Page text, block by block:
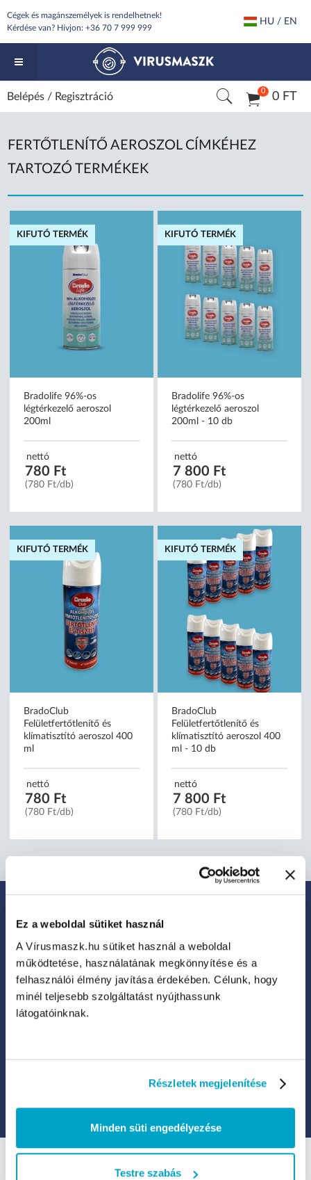
Ez a weboldal sütiket használ
A Vírusmaszk.hu sütiket használ a weboldal
működtetése, használatának megkönnyítése és a
felhasználói élmény javítása érdekében. Célunk, hogy
minél teljesebb szolgáltatást nyújthassunk
látogatóinknak.
Részletek megjelenítése
Minden süti engedélyezése
Testre szabás
Cégek és magánszemélyek is rendelhetnek!
Kérdése van? Hívjon: +36 70 7 999 999
HU / EN
0 0 FT
Belépés / Regisztráció
FERTŐTLENÍTŐ AEROSZOL CÍMKÉHEZ
TARTOZÓ TERMÉKEK
KIFUTÓ TERMÉK
Bradolife 96%-os
légtérkezelő aeroszol
200ml
nettó
780 Ft
(780 Ft/db)
KIFUTÓ TERMÉK
Bradolife 96%-os
légtérkezelő aeroszol
200ml - 10 db
nettó
7 800 Ft
(780 Ft/db)
KIFUTÓ TERMÉK
BradoClub
Felületfertőtlenítő és
klímatisztító aeroszol 400
ml
nettó
780 Ft
(780 Ft/db)
KIFUTÓ TERMÉK
BradoClub
Felületfertőtlenítő és
klímatisztító aeroszol 400
ml - 10 db
nettó
7 800 Ft
(780 Ft/db)
IRATKOZZ FEL HÍRLEVELÜNKRE:
Legfrissebb termékek, akciók és eladások